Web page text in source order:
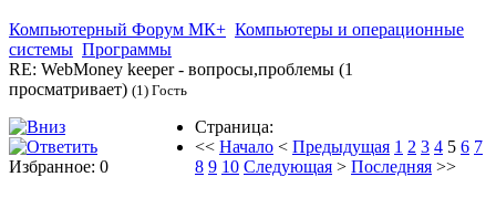
Компьютерный Форум МК+ Компьютеры и операционные
системы Программы
RE: WebMoney keeper - вопросы,проблемы (1
просматривает) (1) Гость
Избранное: 0
Страница:
<< Начало < Предыдущая 1 2 3 4 5 6 7
8 9 10 Следующая > Последняя >>